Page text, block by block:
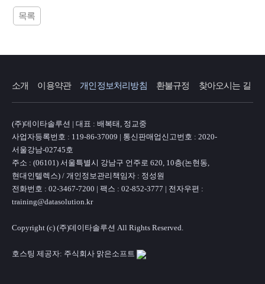
목록
소개 이용약관 개인정보처리방침 환불규정 찾아오시는 길
(주)데이타솔루션 | 대표 : 배복태, 정교중
사업자등록번호 : 119-86-37009 | 통신판매업신고번호 : 2020-
서울강남-02745호
주소 : (06101) 서울특별시 강남구 언주로 620, 10층(논현동,
현대인텔렉스) / 개인정보관리책임자 : 정성원
전화번호 : 02-3467-7200 | 팩스 : 02-852-3777 | 전자우편 :
training@datasolution.kr
Copyright (c) (주)데이타솔루션 All Rights Reserved.
호스팅 제공자: 주식회사 맑은소프트